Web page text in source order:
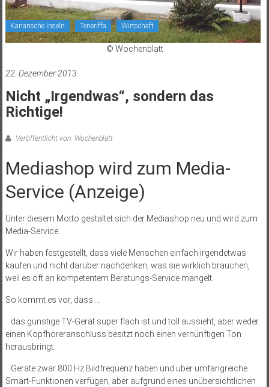
Kanarische Inseln Teneriffa Wirtschaft
© Wochenblatt
22. Dezember 2013
Nicht „Irgendwas“, sondern das
Richtige!
Veröffentlicht von: Wochenblatt
Mediashop wird zum Media-
Service (Anzeige)
Unter diesem Motto gestaltet sich der Mediashop neu und wird zum
Media-Service.
Wir haben festgestellt, dass viele Menschen einfach irgendetwas
kaufen und nicht darüber nachdenken, was sie wirklich brauchen,
weil es oft an kompetentem Beratungs-Service mangelt.
So kommt es vor, dass …
…das günstige TV-Gerät super flach ist und toll aussieht, aber weder
einen Kopfhöreranschluss besitzt noch einen vernünftigen Ton
herausbringt.
…Geräte zwar 800 Hz Bildfrequenz haben und über umfangreiche
Smart-Funktionen verfügen, aber aufgrund eines unübersichtlichen